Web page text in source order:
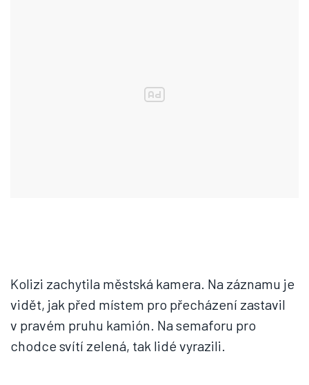
Kolizi zachytila městská kamera. Na záznamu je
vidět, jak před místem pro přecházení zastavil
v pravém pruhu kamión. Na semaforu pro
chodce svítí zelená, tak lidé vyrazili.